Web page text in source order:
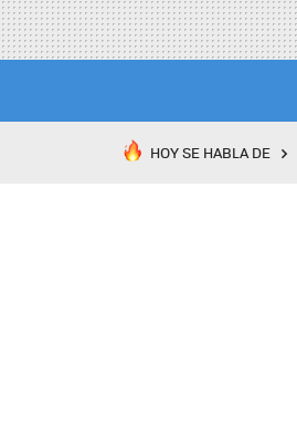
HOY SE HABLA DE